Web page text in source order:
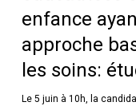
enfance
approche
les soins:
Le 5 juin à 10h, la